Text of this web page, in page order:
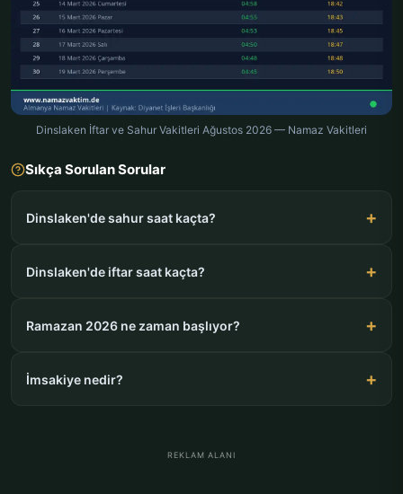
Dinslaken İftar ve Sahur Vakitleri Ağustos 2026 — Namaz Vakitleri
Sıkça Sorulan Sorular
Dinslaken'de sahur saat kaçta?
Dinslaken'de iftar saat kaçta?
Ramazan 2026 ne zaman başlıyor?
İmsakiye nedir?
REKLAM ALANI